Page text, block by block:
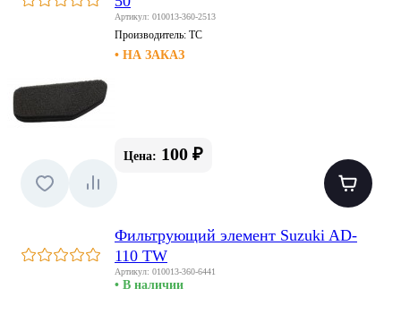
Артикул: 010013-360-2513
Производитель: TC
• НА ЗАКАЗ
Цена: 100 ₽
Фильтрующий элемент Suzuki AD-
110 TW
Артикул: 010013-360-6441
• В наличии